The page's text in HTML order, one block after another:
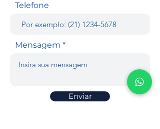
Telefone
Mensagem
Enviar